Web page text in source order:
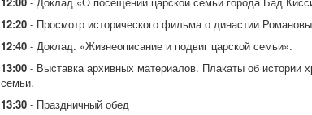
12:20- Просмотр исторического фильма о династии
12:40- Доклад. «Жизнеописание и подвиг царской семьи».
13:00- Выставка архивных материалов. Плакаты об истории
семьи.
13:30- Праздничный обед